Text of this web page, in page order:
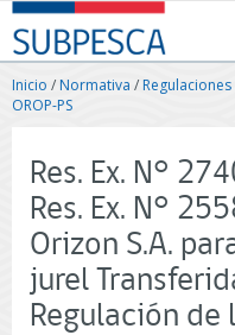
Contenido
principal
SUBPESCA
-
Subsecretaría
de
Acuicultura
Gobierno
de
Chile
Inicio /Normativa /
OROP-PS
Res. Ex. N°
Res. Ex. N°
Orizon S.A.
jurel
Regulación de